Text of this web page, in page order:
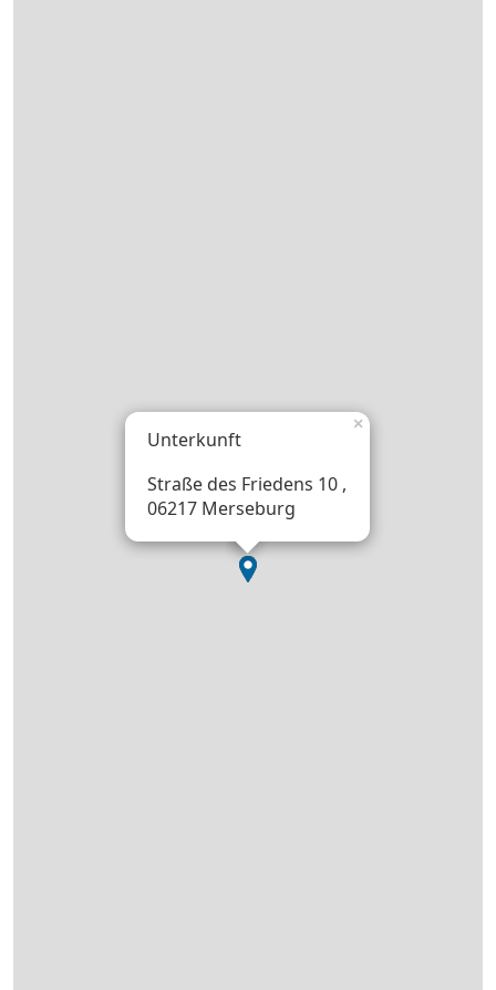
Unterkunft
Straße des Friedens 10 ,
06217 Merseburg
×